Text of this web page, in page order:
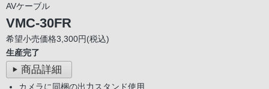
AVケーブル
VMC-30FR
希望小売価格3,300円(税込)
生産完了
商品詳細
カメラに同梱の出力スタンド使用